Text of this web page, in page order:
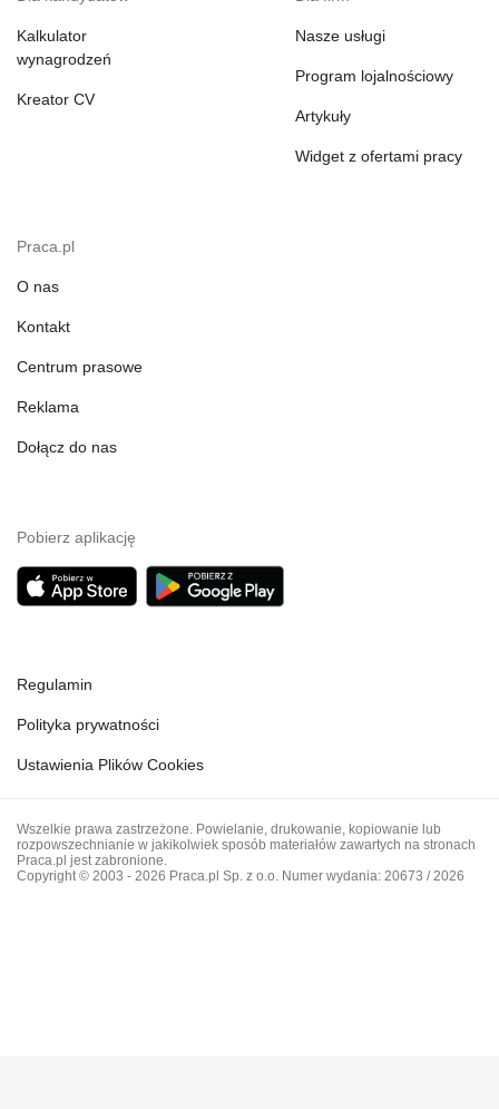
Kalkulator
wynagrodzeń
Kreator CV
Nasze usługi
Program lojalnościowy
Artykuły
Widget z ofertami pracy
Praca.pl
O nas
Kontakt
Centrum prasowe
Reklama
Dołącz do nas
Pobierz aplikację
Regulamin
Polityka prywatności
Ustawienia Plików Cookies
Wszelkie prawa zastrzeżone. Powielanie, drukowanie, kopiowanie lub
rozpowszechnianie w jakikolwiek sposób materiałów zawartych na stronach
Praca.pl jest zabronione.
Copyright © 2003 - 2026 Praca.pl Sp. z o.o. Numer wydania: 20673 / 2026